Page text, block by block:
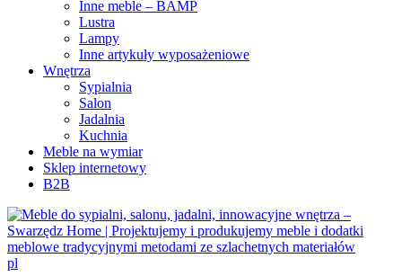
Inne meble – BAMP
Lustra
Lampy
Inne artykuły wyposażeniowe
Wnętrza
Sypialnia
Salon
Jadalnia
Kuchnia
Meble na wymiar
Sklep internetowy
B2B
pl